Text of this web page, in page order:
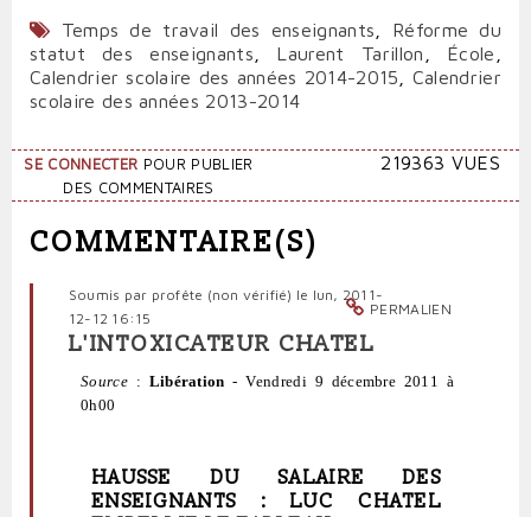
Temps de travail des enseignants
Réforme du
statut des enseignants
Laurent Tarillon École
Calendrier scolaire des années 2014-2015
Calendrier
scolaire des années 2013-2014
SE CONNECTER POUR PUBLIER
DES COMMENTAIRES
219363 VUES
COMMENTAIRE(S)
PERMALIEN
Soumis par profête (non vérifié) le lun, 2011-
12-12 16:15
L'INTOXICATEUR CHATEL
Source: Libération -Vendredi 9 décembre 2011 à
0h00
HAUSSE DU SALAIRE DES
ENSEIGNANTS : LUC CHATEL